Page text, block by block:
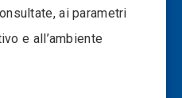
ai parametri
e all’ambiente